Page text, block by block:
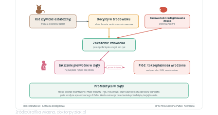
ŹródłoGrafika własna, doktorpyziak.pl